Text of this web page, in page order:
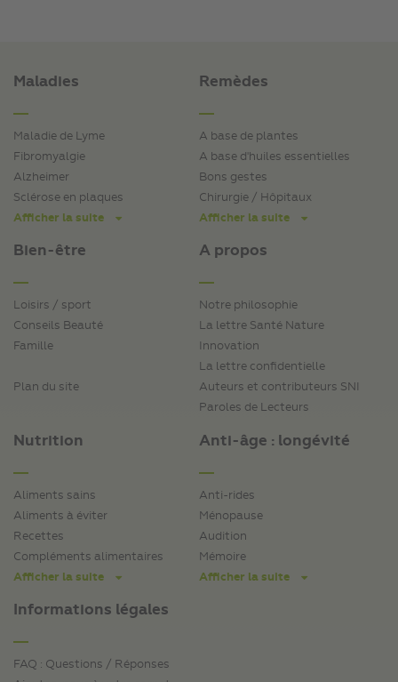
Maladies
Maladie de Lyme
Fibromyalgie
Alzheimer
Sclérose en plaques
Afficher la suite
Bien-être
Loisirs / sport
Conseils Beauté
Famille
Plan du site
Remèdes
A base de plantes
A base d'huiles essentielles
Bons gestes
Chirurgie / Hôpitaux
Afficher la suite
A propos
Notre philosophie
La lettre Santé Nature
Innovation
La lettre confidentielle
Auteurs et contributeurs SNI
Paroles de Lecteurs
Nutrition
Aliments sains
Aliments à éviter
Recettes
Compléments alimentaires
Afficher la suite
Informations légales
FAQ : Questions / Réponses
Anti-âge : longévité
Anti-rides
Ménopause
Audition
Mémoire
Afficher la suite